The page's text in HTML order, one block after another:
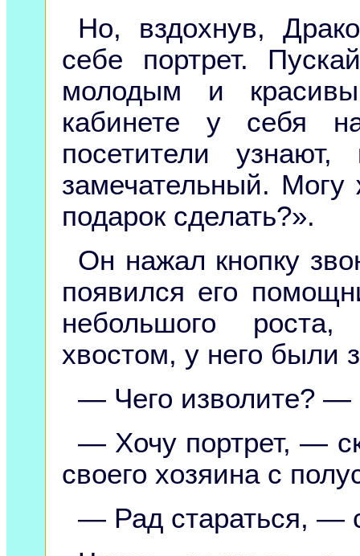
Но, вздохнув,
себе портрет.
молодым и
кабинете у себя
посетители
замечательный.
подарок сделать?».
Он нажал кнопку
появился его
небольшого
хвостом, у него были
— Чего изволите? —
— Хочу портрет, —
своего хозяина с
— Рад стараться, —